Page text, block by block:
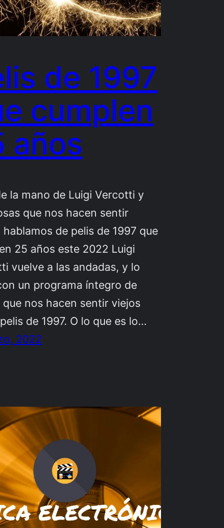
de 1997
cumplen
años
la mano de Luigi Vercotti y
que nos hacen sentir
hablamos de pelis de 1997 que
25 años este 2022 Luigi
vuelve a las andadas, y lo
un programa íntegro de
que nos hacen sentir viejos
de 1997. O lo que es lo…
2022